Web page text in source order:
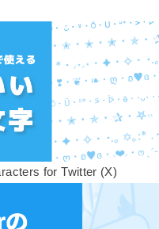
for Twitter (X)